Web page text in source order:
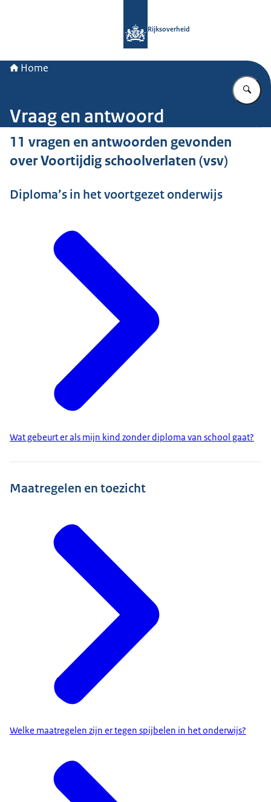
Rijksoverheid
Home
Vraag en antwoord
11 vragen en antwoorden gevonden
over Voortijdig schoolverlaten (vsv)
Diploma’s in het voortgezet onderwijs
Wat gebeurt er als mijn kind zonder diploma van school gaat?
Maatregelen en toezicht
Welke maatregelen zijn er tegen spijbelen in het onderwijs?